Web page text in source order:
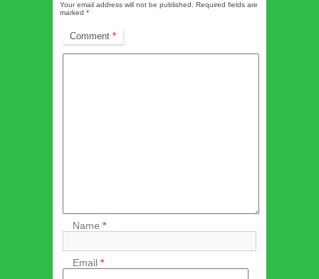
Your email address will not be published.
Required fields are
marked *
Comment *
Name*
Email*